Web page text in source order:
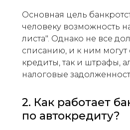
Основная цель
человеку возможность
листа". Однако не все
списанию, и к ним могут
кредиты, так и штрафы,
налоговые
2. Как работает
по автокредиту?